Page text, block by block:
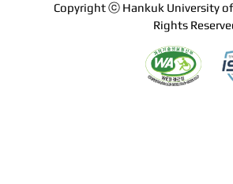
Copyright ⓒ Hankuk University
Rights